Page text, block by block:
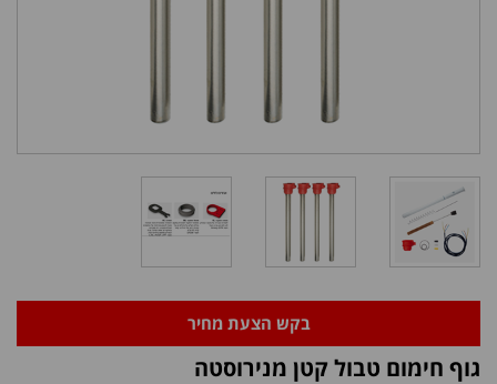
בקש הצעת מחיר
גוף חימום טבול קטן מנירוסטה